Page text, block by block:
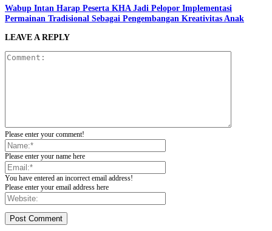
Wabup Intan Harap Peserta KHA Jadi Pelopor Implementasi
Permainan Tradisional Sebagai Pengembangan Kreativitas Anak
LEAVE A REPLY
Please enter your comment!
Please enter your name here
You have entered an incorrect email address!
Please enter your email address here